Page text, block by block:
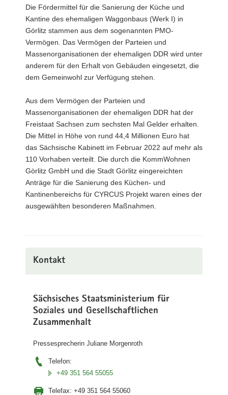
Die Fördermittel für die Sanierung der Küche und
Kantine des ehemaligen Waggonbaus (Werk I) in
Görlitz stammen aus dem sogenannten PMO-
Vermögen. Das Vermögen der Parteien und
Massenorganisationen der ehemaligen DDR wird unter
anderem für den Erhalt von Gebäuden eingesetzt, die
dem Gemeinwohl zur Verfügung stehen.
Aus dem Vermögen der Parteien und
Massenorganisationen der ehemaligen DDR hat der
Freistaat Sachsen zum sechsten Mal Gelder erhalten.
Die Mittel in Höhe von rund 44,4 Millionen Euro hat
das Sächsische Kabinett im Februar 2022 auf mehr als
110 Vorhaben verteilt. Die durch die KommWohnen
Görlitz GmbH und die Stadt Görlitz eingereichten
Anträge für die Sanierung des Küchen- und
Kantinenbereichs für CYRCUS Projekt waren eines der
ausgewählten besonderen Maßnahmen.
Kontakt
Sächsisches Staatsministerium für
Soziales und Gesellschaftlichen
Zusammenhalt
Pressesprecherin Juliane Morgenroth
Telefon:
+49 351 564 55055
Telefax: +49 351 564 55060